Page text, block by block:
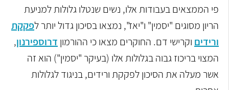
פי הממצאים בעבודות אלו, נשים שנטלו גלולות למניעת
הריון מסוגים "יסמין" ו"יאז", נמצאו בסיכון גדול יותר לפקקת
ורידים וקרישי דם. החוקרים מצאו כי ההורמון דרוספירנון,
המצוי בריכוז גבוה בגלולות אלו (בעיקר "יסמין") הוא זה
אשר מעלה את הסיכון לפקקת ורידים, בניגוד לגלולות